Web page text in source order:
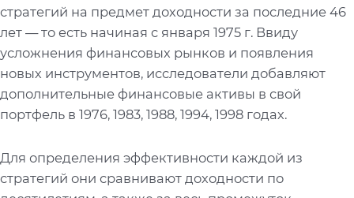
стратегий на предмет доходности за последние 46
лет — то есть начиная с января 1975 г. Ввиду
усложнения финансовых рынков и появления
новых инструментов, исследователи добавляют
дополнительные финансовые активы в свой
портфель в 1976, 1983, 1988, 1994, 1998 годах.
Для определения эффективности каждой из
стратегий они сравнивают доходности по